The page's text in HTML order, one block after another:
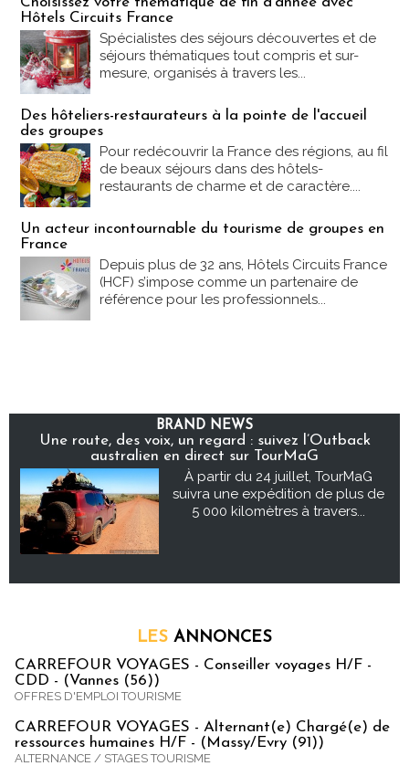
Hôtels Circuits France
Spécialistes des séjours découvertes et de
séjours thématiques tout compris et sur-
mesure, organisés à travers les...
Des hôteliers-restaurateurs à la pointe de l'accueil
des groupes
Pour redécouvrir la France des régions, au fil
de beaux séjours dans des hôtels-
restaurants de charme et de caractère....
Un acteur incontournable du tourisme de groupes en
France
Depuis plus de 32 ans, Hôtels Circuits France
(HCF) s’impose comme un partenaire de
référence pour les professionnels...
BRAND NEWS
Une route, des voix, un regard : suivez l’Outback
australien en direct sur TourMaG
À partir du 24 juillet, TourMaG
suivra une expédition de plus de
5 000 kilomètres à travers...
LES ANNONCES
CARREFOUR VOYAGES - Conseiller voyages H/F -
CDD - (Vannes (56))
OFFRES D'EMPLOI TOURISME
CARREFOUR VOYAGES - Alternant(e) Chargé(e) de
ressources humaines H/F - (Massy/Evry (91))
ALTERNANCE / STAGES TOURISME